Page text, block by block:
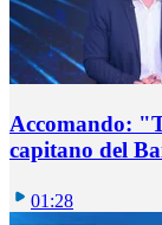
Accomando:
capitano del
01:28